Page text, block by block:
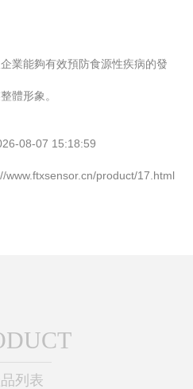
業能夠有效預防食源性疾病的發
體形象。
08-07 15:18:59
www.ftxsensor.cn/product/17.html
列表